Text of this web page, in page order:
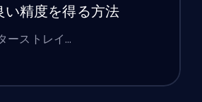
い精度を得る方法
ーストレイ…